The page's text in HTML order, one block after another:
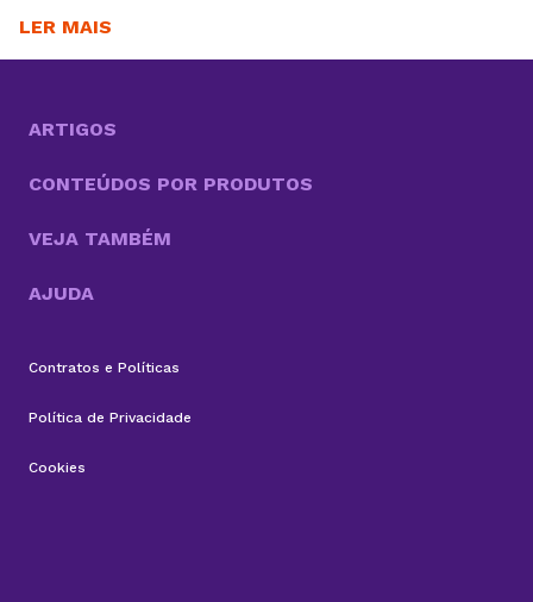
coleta, análise e ativação de dados, exatamente o
aproximar do...
LER MAIS
ARTIGOS
CONTEÚDOS POR PRODUTOS
VEJA TAMBÉM
AJUDA
Contratos e Políticas
Política de Privacidade
Cookies